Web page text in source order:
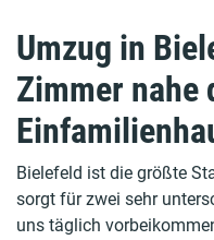
Umzug in
Zimmer nahe
Bielefeld ist die größte
sorgt für zwei sehr
uns täglich